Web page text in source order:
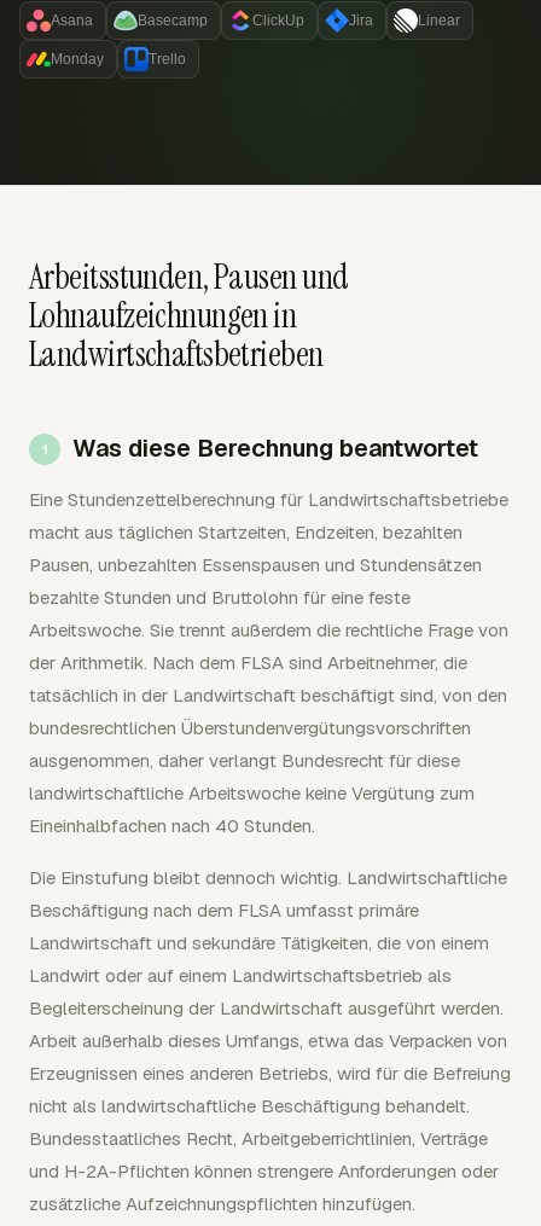
Asana Basecamp ClickUp Jira Linear
Monday Trello
Arbeitsstunden, Pausen und
Lohnaufzeichnungen in
Landwirtschaftsbetrieben
Was diese Berechnung beantwortet
Eine Stundenzettelberechnung für Landwirtschaftsbetriebe
macht aus täglichen Startzeiten, Endzeiten, bezahlten
Pausen, unbezahlten Essenspausen und Stundensätzen
bezahlte Stunden und Bruttolohn für eine feste
Arbeitswoche. Sie trennt außerdem die rechtliche Frage von
der Arithmetik. Nach dem FLSA sind Arbeitnehmer, die
tatsächlich in der Landwirtschaft beschäftigt sind, von den
bundesrechtlichen Überstundenvergütungsvorschriften
ausgenommen, daher verlangt Bundesrecht für diese
landwirtschaftliche Arbeitswoche keine Vergütung zum
Eineinhalbfachen nach 40 Stunden.
Die Einstufung bleibt dennoch wichtig. Landwirtschaftliche
Beschäftigung nach dem FLSA umfasst primäre
Landwirtschaft und sekundäre Tätigkeiten, die von einem
Landwirt oder auf einem Landwirtschaftsbetrieb als
Begleiterscheinung der Landwirtschaft ausgeführt werden.
Arbeit außerhalb dieses Umfangs, etwa das Verpacken von
Erzeugnissen eines anderen Betriebs, wird für die Befreiung
nicht als landwirtschaftliche Beschäftigung behandelt.
Bundesstaatliches Recht, Arbeitgeberrichtlinien, Verträge
und H-2A-Pflichten können strengere Anforderungen oder
zusätzliche Aufzeichnungspflichten hinzufügen.